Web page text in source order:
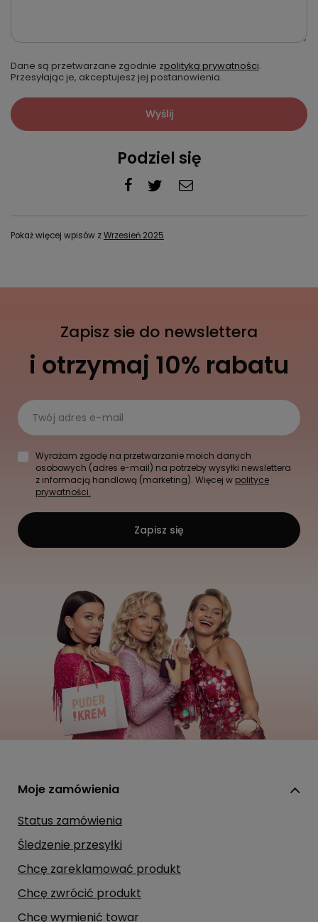
Dane są przetwarzane zgodnie zpolityką prywatności.
Przesyłając je, akceptujesz jej postanowienia.
Wyślij
Podziel się
Pokaż więcej wpisów zWrzesień 2025
Zapisz sie do newslettera
i otrzymaj 10% rabatu
Twój adres e-mail
Wyrażam zgodę na przetwarzanie moich danych
osobowych (adres e-mail) na potrzeby wysyłki newslettera
z informacją handlową (marketing). Więcej w polityce
prywatności.
Zapisz się
Moje zamówienia
Status zamówienia
Śledzenie przesyłki
Chcę zareklamować produkt
Chcę zwrócić produkt
Chcę wymienić towar